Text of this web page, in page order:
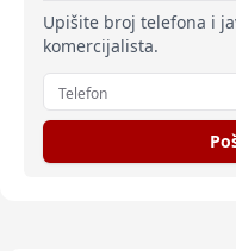
Upišite broj telefona i
komercijalista.